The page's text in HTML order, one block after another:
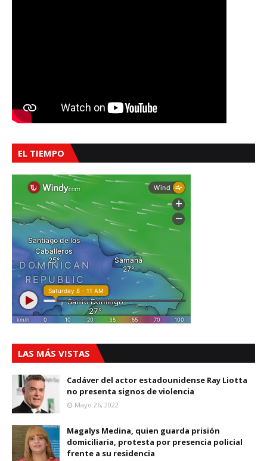
EL TIEMPO
LAS MÁS VISTAS
Cadáver del actor estadounidense Ray Liotta
no presenta signos de violencia
Mayo 26, 2022
Magalys Medina, quien guarda prisión
domiciliaria, protesta por presencia policial
frente a su residencia